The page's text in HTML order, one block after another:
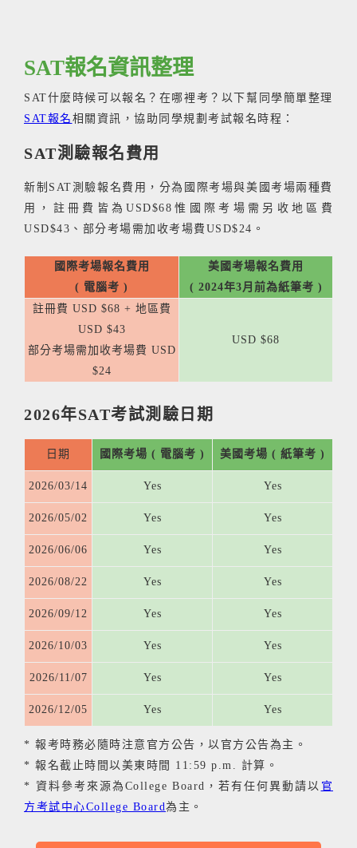
SAT報名資訊整理
SAT什麼時候可以報名？在哪裡考？以下幫同學簡單整理
SAT報名 相關資訊，協助同學規劃考試報名時程：
SAT測驗報名費用
新制SAT測驗報名費用，分為國際考場與美國考場兩種費
用，註冊費皆為USD$68惟國際考場需另收地區費
USD$43、部分考場需加收考場費USD$24。
國際考場報名費用
( 電腦考 )
美國考場報名費用
( 2024年3月前為紙筆考 )
註冊費 USD $68 + 地區費
USD $43
部分考場需加收考場費 USD
$24
USD $68
2026年SAT考試測驗日期
日期 國際考場 ( 電腦考 ) 美國考場 ( 紙筆考 )
2026/03/14 Yes Yes
2026/05/02 Yes Yes
2026/06/06 Yes Yes
2026/08/22 Yes Yes
2026/09/12 Yes Yes
2026/10/03 Yes Yes
2026/11/07 Yes Yes
2026/12/05 Yes Yes
* 報考時務必隨時注意官方公告，以官方公告為主。
* 報名截止時間以美東時間 11:59 p.m. 計算。
* 資料參考來源為College Board，若有任何異動請以 官
方考試中心College Board 為主。